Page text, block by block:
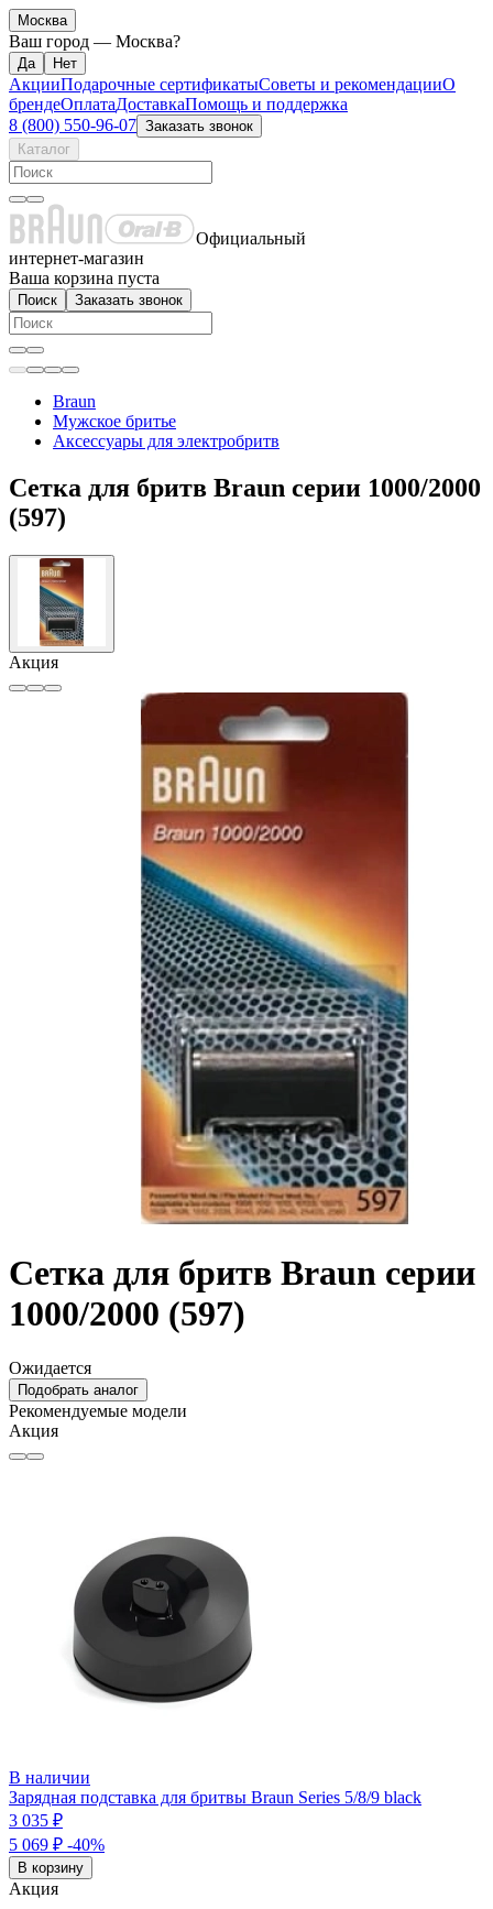
Москва
Ваш город — Москва?
АкцииПодарочные сертификатыСоветы и рекомендацииО
брендеОплатаДоставкаПомощь и поддержка
8 (800) 550-96-07 Заказать звонок
Каталог
Официальный
интернет-магазин
Ваша корзина пуста
Поиск Заказать звонок
Braun
Мужское бритье
Аксессуары для электробритв
Сетка для бритв Braun серии 1000/2000
(597)
Акция
Сетка для бритв Braun серии
1000/2000 (597)
Ожидается
Подобрать аналог
Рекомендуемые модели
Акция
В наличии
Зарядная подставка для бритвы Braun Series 5/8/9 black
3 035 ₽
5 069 ₽ -40%
В корзину
Акция